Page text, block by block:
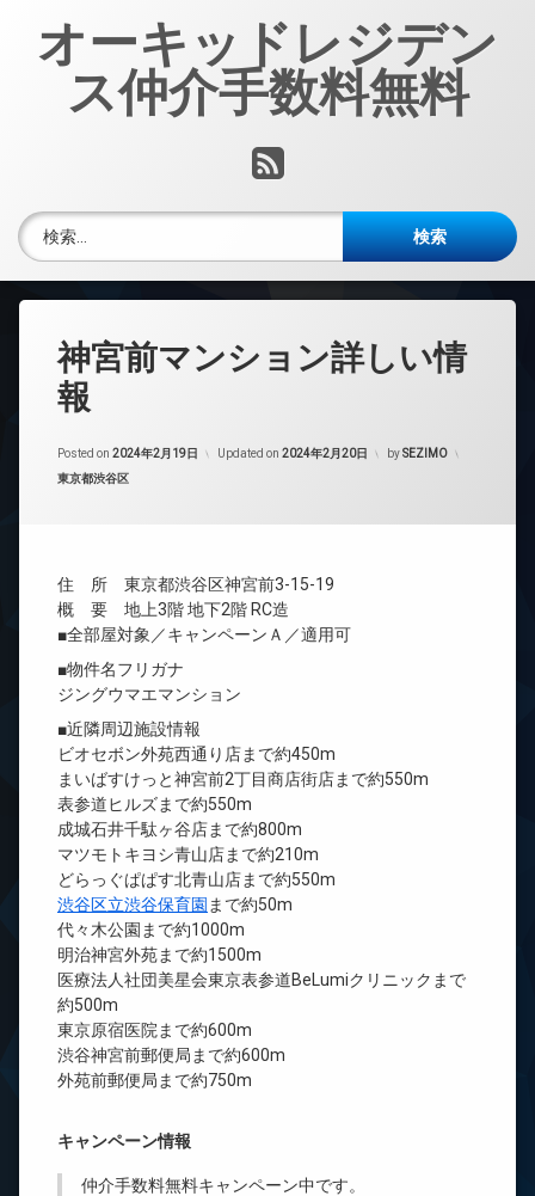
オーキッドレジデン
ス仲介手数料無料
RSS
検索:
神宮前マンション詳しい情
報
Posted on 2024年2月19日 Updated on 2024年2月20日 bySEZIMO
カテゴリー:
東京都渋谷区
住 所 東京都渋谷区神宮前3-15-19
概 要 地上3階 地下2階 RC造
■全部屋対象／キャンペーンＡ／適用可
■物件名フリガナ
ジングウマエマンション
■近隣周辺施設情報
ビオセボン外苑西通り店まで約450m
まいばすけっと神宮前2丁目商店街店まで約550m
表参道ヒルズまで約550m
成城石井千駄ヶ谷店まで約800m
マツモトキヨシ青山店まで約210m
どらっぐぱぱす北青山店まで約550m
渋谷区立渋谷保育園 まで約50m
代々木公園まで約1000m
明治神宮外苑まで約1500m
医療法人社団美星会東京表参道BeLumiクリニックまで
約500m
東京原宿医院まで約600m
渋谷神宮前郵便局まで約600m
外苑前郵便局まで約750m
キャンペーン情報
仲介手数料無料キャンペーン中です。